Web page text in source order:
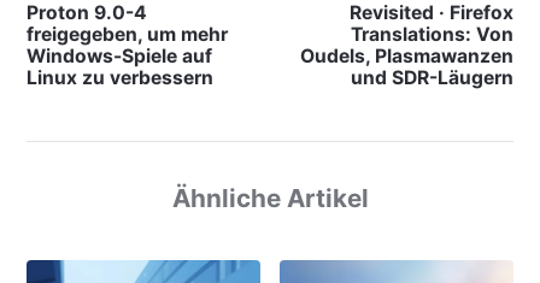
Proton 9.0-4
freigegeben, um mehr
Windows-Spiele auf
Linux zu verbessern
Revisited · Firefox
Translations: Von
Oudels, Plasmawanzen
und SDR-Läugern
Ähnliche Artikel